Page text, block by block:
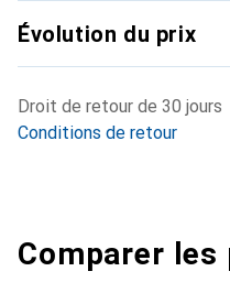
Évolution du prix
Droit de retour de 30 jours
Conditions de retour
Comparer